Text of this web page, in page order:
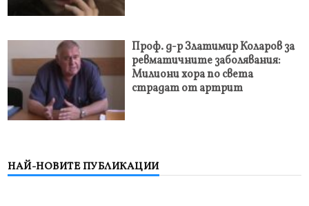
Проф. д-р Златимир Коларов за
ревматичните заболявания:
Милиони хора по света
страдат от артрит
НАЙ-НОВИТЕ ПУБЛИКАЦИИ